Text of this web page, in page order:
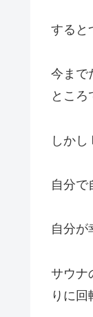
すると
今まで
ところ
しかし
自分で
自分が
サウナ
りに回